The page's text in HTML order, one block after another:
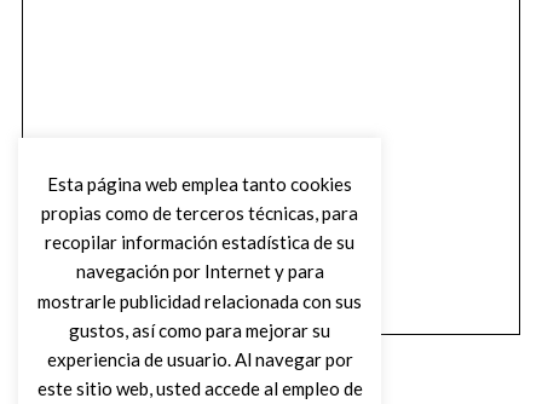
Esta página web emplea tanto cookies
propias como de terceros técnicas, para
recopilar información estadística de su
navegación por Internet y para
mostrarle publicidad relacionada con sus
gustos, así como para mejorar su
experiencia de usuario. Al navegar por
este sitio web, usted accede al empleo de